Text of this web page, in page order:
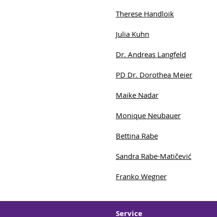
Therese Handloik
Julia Kuhn
Dr. Andreas Langfeld
PD Dr. Dorothea Meier
Maike Nadar
Monique Neubauer
Bettina Rabe
Sandra Rabe-Matičević
Franko Wegner
Service